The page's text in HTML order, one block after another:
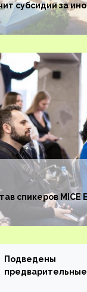
субсидии за
спикеров MICE
Подведены
предварительные